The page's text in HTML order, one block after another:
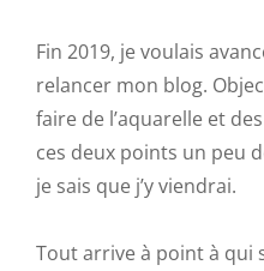
Fin 2019, je voulais
relancer mon blog.
faire de l’aquarelle et
ces deux points un peu
je sais que j’y viendrai.
Tout arrive à point à qui